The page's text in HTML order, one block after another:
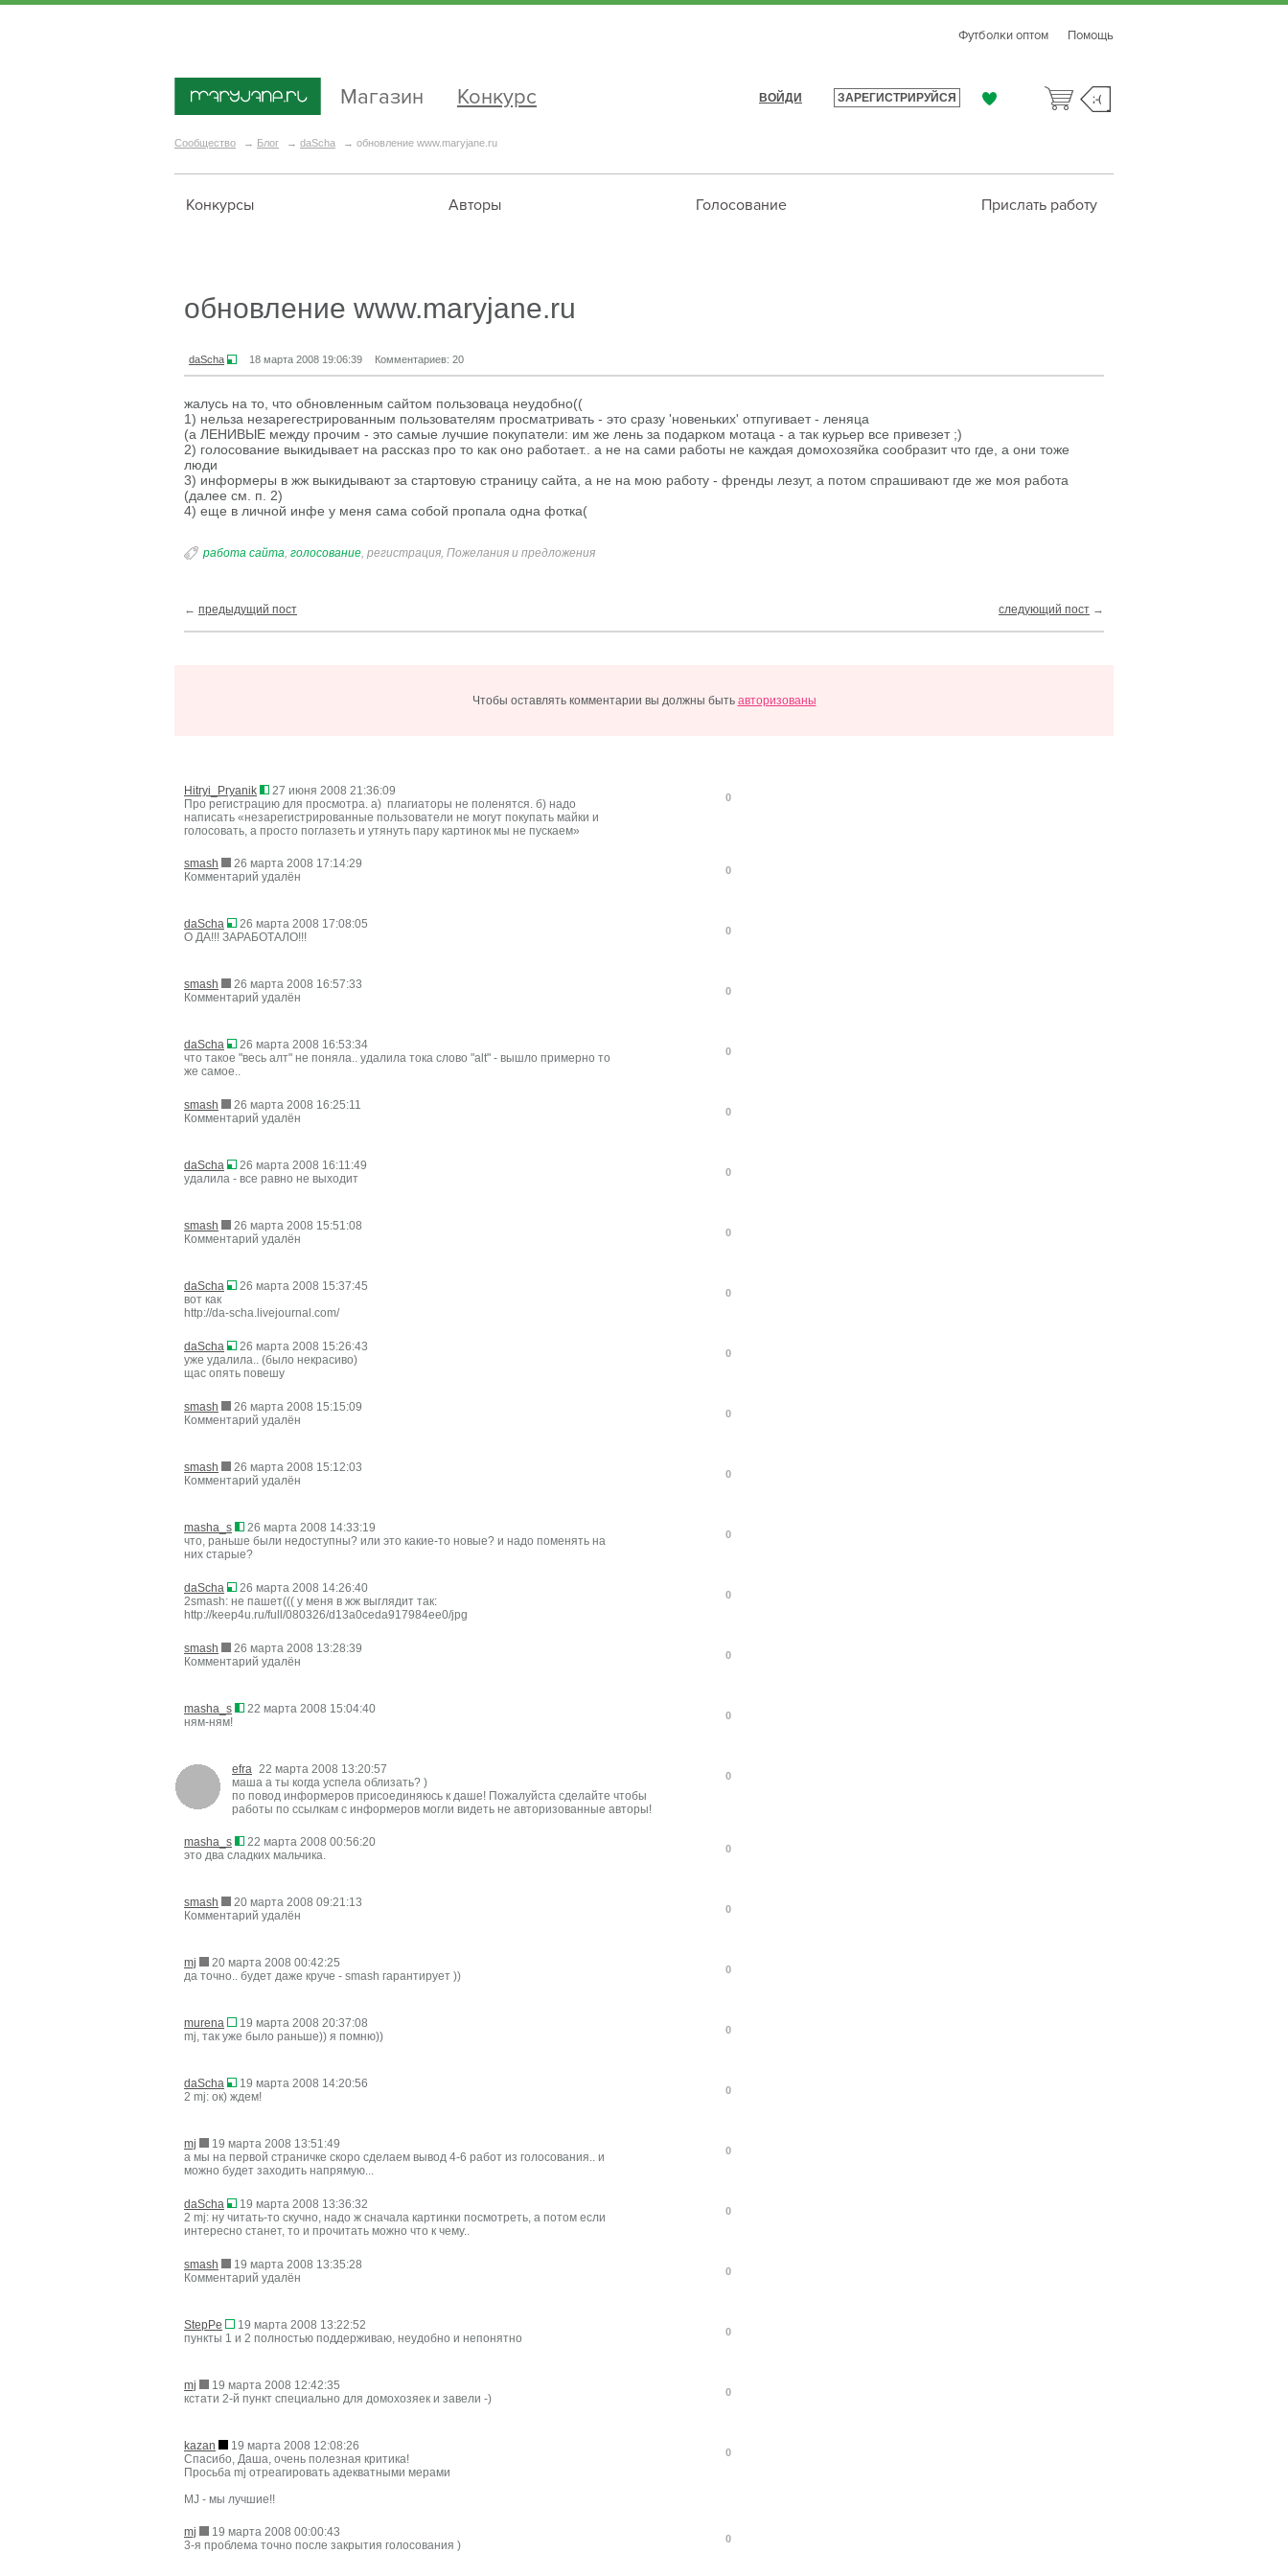
Помощь
Футболки оптом
Магазин Конкурс ВОЙДИ ЗАРЕГИСТРИРУЙСЯ ;-(
Сообщество → Блог → daScha → обновление www.maryjane.ru
Конкурсы Авторы Голосование Прислать работу
обновление www.maryjane.ru
daScha 18 марта 2008 19:06:39 Комментариев: 20
жалусь на то, что обновленным сайтом пользоваца неудобно((
1) нельза незарегестрированным пользователям просматривать - это сразу 'новеньких' отпугивает - леняца
(а ЛЕНИВЫЕ между прочим - это самые лучшие покупатели: им же лень за подарком мотаца - а так курьер все привезет ;)
2) голосование выкидывает на рассказ про то как оно работает.. а не на сами работы не каждая домохозяйка сообразит что где, а они тоже
люди
3) информеры в жж выкидывают за стартовую страницу сайта, а не на мою работу - френды лезут, а потом спрашивают где же моя работа
(далее см. п. 2)
4) еще в личной инфе у меня сама собой пропала одна фотка(
работа сайта, голосование, регистрация, Пожелания и предложения
← предыдущий пост следующий пост →
Чтобы оставлять комментарии вы должны быть авторизованы
Hitryi_Pryanik
27 июня 2008 21:36:09
Про регистрацию для просмотра. а) плагиаторы не поленятся. б) надо
написать «незарегистрированные пользователи не могут покупать майки и
голосовать, а просто поглазеть и утянуть пару картинок мы не пускаем»
0
smash
26 марта 2008 17:14:29
Комментарий удалён
0
daScha
26 марта 2008 17:08:05
О ДА!!! ЗАРАБОТАЛО!!!
0
smash
26 марта 2008 16:57:33
Комментарий удалён
0
daScha
26 марта 2008 16:53:34
что такое "весь алт" не поняла.. удалила тока слово "alt" - вышло примерно то
же самое..
0
smash
26 марта 2008 16:25:11
Комментарий удалён
0
daScha
26 марта 2008 16:11:49
удалила - все равно не выходит
0
smash
26 марта 2008 15:51:08
Комментарий удалён
0
daScha
26 марта 2008 15:37:45
вот как
http://da-scha.livejournal.com/
0
daScha
26 марта 2008 15:26:43
уже удалила.. (было некрасиво)
щас опять повешу
0
smash
26 марта 2008 15:15:09
Комментарий удалён
0
smash
26 марта 2008 15:12:03
Комментарий удалён
0
masha_s
26 марта 2008 14:33:19
что, раньше были недоступны? или это какие-то новые? и надо поменять на
них старые?
0
daScha
26 марта 2008 14:26:40
2smash: не пашет((( у меня в жж выглядит так:
http://keep4u.ru/full/080326/d13a0ceda917984ee0/jpg
0
smash
26 марта 2008 13:28:39
Комментарий удалён
0
masha_s
22 марта 2008 15:04:40
ням-ням!
0
efra 22 марта 2008 13:20:57
маша а ты когда успела облизать? )
по повод информеров присоединяюсь к даше! Пожалуйста сделайте чтобы
работы по ссылкам с информеров могли видеть не авторизованные авторы!
0
masha_s
22 марта 2008 00:56:20
это два сладких мальчика.
0
smash
20 марта 2008 09:21:13
Комментарий удалён
0
mj
20 марта 2008 00:42:25
да точно.. будет даже круче - smash гарантирует ))
0
murena
19 марта 2008 20:37:08
mj, так уже было раньше)) я помню))
0
daScha
19 марта 2008 14:20:56
2 mj: ок) ждем!
0
mj
19 марта 2008 13:51:49
а мы на первой страничке скоро сделаем вывод 4-6 работ из голосования.. и
можно будет заходить напрямую...
0
daScha
19 марта 2008 13:36:32
2 mj: ну читать-то скучно, надо ж сначала картинки посмотреть, а потом если
интересно станет, то и прочитать можно что к чему..
0
smash
19 марта 2008 13:35:28
Комментарий удалён
0
StepPe
19 марта 2008 13:22:52
пункты 1 и 2 полностью поддерживаю, неудобно и непонятно
0
mj
19 марта 2008 12:42:35
кстати 2-й пункт специально для домохозяек и завели -)
0
kazan
19 марта 2008 12:08:26
Спасибо, Даша, очень полезная критика!
Просьба mj отреагировать адекватными мерами
MJ - мы лучшие!!
0
mj
19 марта 2008 00:00:43
3-я проблема точно после закрытия голосования )
0